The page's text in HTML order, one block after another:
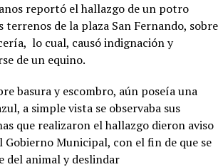
reportó el hallazgo de un potro
terrenos de la plaza San Fernando, sobre
lo cual, causó indignación y
de un equino.
basura y escombro, aún poseía una
a simple vista se observaba sus
que realizaron el hallazgo dieron aviso
Gobierno Municipal, con el fin de que se
del animal y deslindar